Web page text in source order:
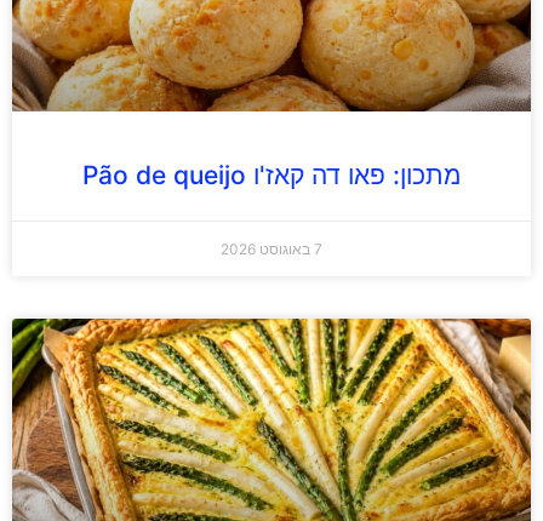
מתכון: פאו דה קאז'ו Pão de queijo
7 באוגוסט 2026